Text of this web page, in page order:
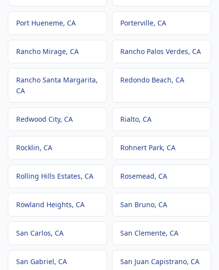
Port Hueneme, CA Porterville, CA
Rancho Mirage, CA Rancho Palos Verdes, CA
Rancho Santa Margarita,
CA
Redondo Beach, CA
Redwood City, CA Rialto, CA
Rocklin, CA Rohnert Park, CA
Rolling Hills Estates, CA Rosemead, CA
Rowland Heights, CA San Bruno, CA
San Carlos, CA San Clemente, CA
San Gabriel, CA San Juan Capistrano, CA